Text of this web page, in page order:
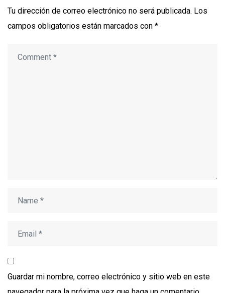
Tu dirección de correo electrónico no será publicada. Los
campos obligatorios están marcados con *
Guardar mi nombre, correo electrónico y sitio web en este